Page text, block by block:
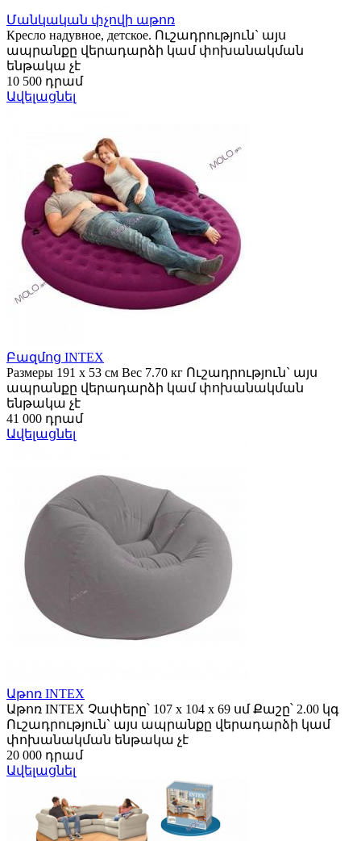
Մանկական փչովի աթոռ
Кресло надувное, детское. Ուշադրություն` այս
ապրանքը վերադարձի կամ փոխանակման
ենթակա չէ
10 500 դրամ
Ավելացնել
Բազմոց INTEX
Размеры 191 х 53 см Вес 7.70 кг Ուշադրություն` այս
ապրանքը վերադարձի կամ փոխանակման
ենթակա չէ
41 000 դրամ
Ավելացնել
Աթոռ INTEX
Աթոռ INTEX Չափերը՝ 107 х 104 х 69 սմ Քաշը՝ 2.00 կգ
Ուշադրություն` այս ապրանքը վերադարձի կամ
փոխանակման ենթակա չէ
20 000 դրամ
Ավելացնել